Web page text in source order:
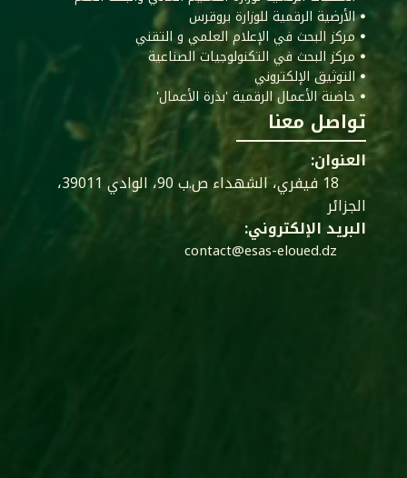
ꔷ الأرضية الرقمية للوزارة بروقرس
ꔷ مركز البحث في الإعلام العلمي و التقني
ꔷ مركز البحث في التكنولوجيات الصناعية
ꔷ التوثيق الإلكتروني
ꔷ حاضنة الأعمال الرقمية 'بذرة الأعمال'
تواصل معنا
العنوان:
18 فيفري، الشهداء ص.ب 90، الوادي 39011،
الجزائر
البريد الإلكتروني:
contact@esas-eloued.dz